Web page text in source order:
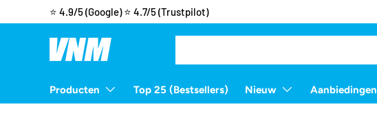
Ga naar inhoud
⭐ 4.9/5 (Google) ⭐ 4.7/5 (Trustpilot)
Producten Top 25 (Bestsellers) Nieuw Aanbiedingen